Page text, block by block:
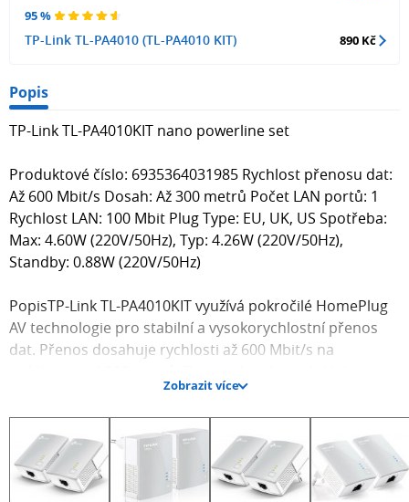
95 %
TP-Link TL-PA4010 (TL-PA4010 KIT) 890 Kč
Popis
TP-Link TL-PA4010KIT nano powerline set
Produktové číslo: 6935364031985 Rychlost přenosu dat:
Až 600 Mbit/s Dosah: Až 300 metrů Počet LAN portů: 1
Rychlost LAN: 100 Mbit Plug Type: EU, UK, US Spotřeba:
Max: 4.60W (220V/50Hz), Typ: 4.26W (220V/50Hz),
Standby: 0.88W (220V/50Hz)
PopisTP-Link TL-PA4010KIT využívá pokročilé HomePlug
AV technologie pro stabilní a vysokorychlostní přenos
dat. Přenos dosahuje rychlosti až 600 Mbit/s na
aplikace s vysokými nároky na přenosovou kapacitu, jako
je přenos HD videa, hraní online her a přenos velkých
souborů.
Design a instalaceTP-Link TL-PA4010KIT má miniaturní
Zobrazit více